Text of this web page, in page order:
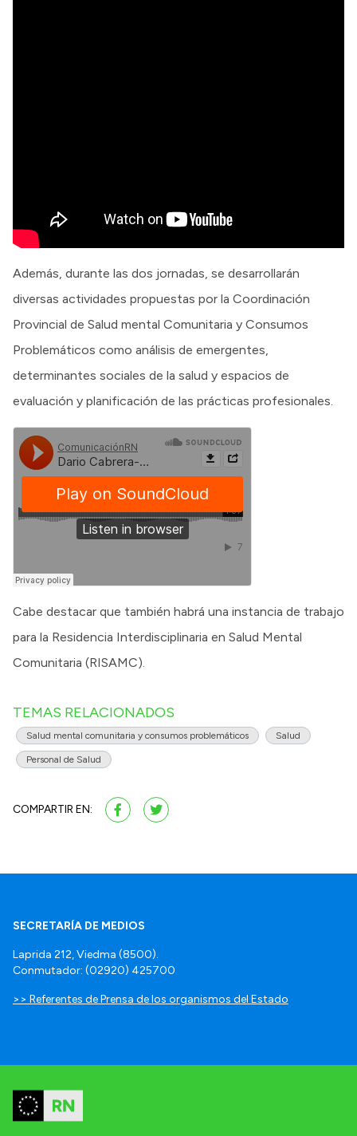
Además, durante las dos jornadas, se desarrollarán
diversas actividades propuestas por la Coordinación
Provincial de Salud mental Comunitaria y Consumos
Problemáticos como análisis de emergentes,
determinantes sociales de la salud y espacios de
evaluación y planificación de las prácticas profesionales.
Cabe destacar que también habrá una instancia de trabajo
para la Residencia Interdisciplinaria en Salud Mental
Comunitaria (RISAMC).
TEMAS RELACIONADOS
Salud mental comunitaria y consumos problemáticos Salud
Personal de Salud
COMPARTIR EN:
SECRETARÍA DE MEDIOS
Laprida 212, Viedma (8500).
Conmutador: (02920) 425700
>> Referentes de Prensa de los organismos del Estado